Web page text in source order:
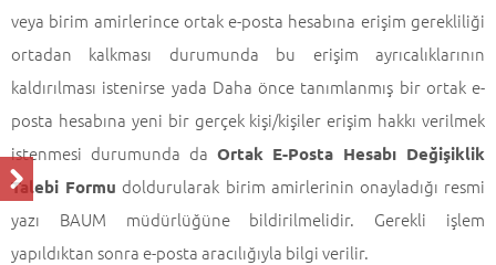
veya birim amirlerince ortak e-posta hesabına erişim gerekliliği
ortadan kalkması durumunda bu erişim ayrıcalıklarının
kaldırılması istenirse yada Daha önce tanımlanmış bir ortak e-
posta hesabına yeni bir gerçek kişi/kişiler erişim hakkı verilmek
istenmesi durumunda da Ortak E-Posta Hesabı Değişiklik
Talebi Formu doldurularak birim amirlerinin onayladığı resmi
yazı BAUM müdürlüğüne bildirilmelidir. Gerekli işlem
yapıldıktan sonra e-posta aracılığıyla bilgi verilir.